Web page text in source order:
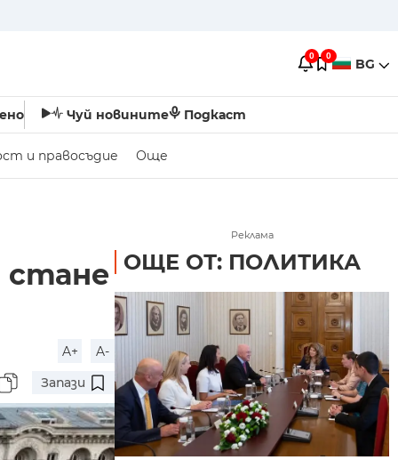
0 0 BG
Чуй новините Подкаст
и правосъдие Още
стане
A+
A-
Запази
Реклама
ОЩЕ ОТ: ПОЛИТИКА